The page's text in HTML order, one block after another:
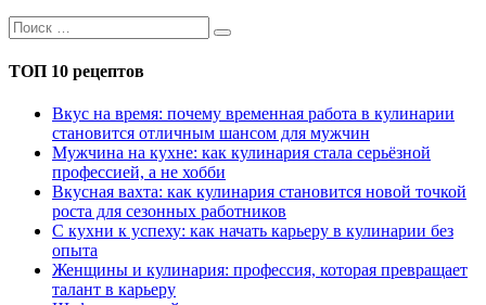
ТОП 10 рецептов
Вкус на время: почему временная работа в кулинарии
становится отличным шансом для мужчин
Мужчина на кухне: как кулинария стала серьёзной
профессией, а не хобби
Вкусная вахта: как кулинария становится новой точкой
роста для сезонных работников
С кухни к успеху: как начать карьеру в кулинарии без
опыта
Женщины и кулинария: профессия, которая превращает
талант в карьеру